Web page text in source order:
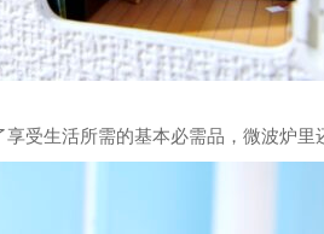
受生活所需的基本必需品，微波炉里